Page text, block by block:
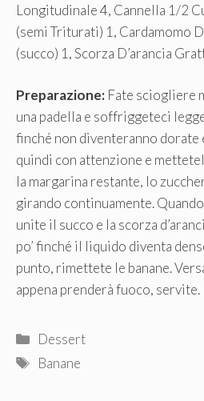
Longitudinale 4, Cannella 1/2
(semi Triturati) 1, Cardamomo
(succo) 1, Scorza D’arancia
Preparazione: Fate sciogliere
una padella e soffriggeteci
finché non diventeranno dorate
quindi con attenzione e
la margarina restante, lo
girando continuamente.
unite il succo e la scorza
po’ finché il liquido diventa
punto, rimettete le banane.
appena prenderà fuoco, servite.
Categorie
Dessert
Tag
Banane